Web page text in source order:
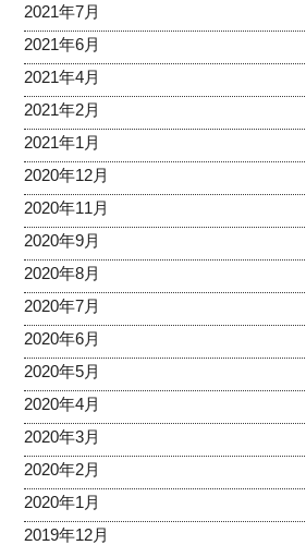
2021年7月
2021年6月
2021年4月
2021年2月
2021年1月
2020年12月
2020年11月
2020年9月
2020年8月
2020年7月
2020年6月
2020年5月
2020年4月
2020年3月
2020年2月
2020年1月
2019年12月